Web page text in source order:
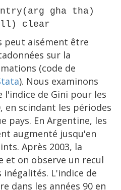
gha tha)
clear
peut aisément être
sur la
(code de
). Nous examinons
l'indice de Gini pour les
en scindant les périodes
pays. En Argentine, les
augmenté jusqu'en
Après 2003, la
et on observe un recul
L'indice de
dans les années 90 en